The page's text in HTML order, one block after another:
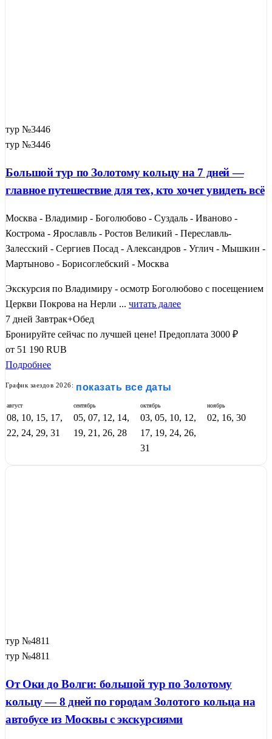
тур №3446
тур №3446
Большой тур по Золотому кольцу на 7 дней —
главное путешествие для тех, кто хочет увидеть всё
Москва - Владимир - Боголюбово - Суздаль - Иваново -
Кострома - Ярославль - Ростов Великий - Переславль-
Залесский - Сергиев Посад - Александров - Углич - Мышкин -
Мартыново - Борисоглебский - Москва
Экскурсия по Владимиру - осмотр Боголюбово с посещением
Церкви Покрова на Нерли ... читать далее
7 дней Завтрак+Обед
Бронируйте сейчас по лучшей цене! Предоплата 3000 ₽
от 51 190 RUB
Подробнее
График заездов 2026: показать все даты
август
08, 10, 15, 17,
22, 24, 29, 31
сентябрь
05, 07, 12, 14,
19, 21, 26, 28
октябрь
03, 05, 10, 12,
17, 19, 24, 26,
31
ноябрь
02, 16, 30
тур №4811
тур №4811
От Оки до Волги: большой тур по Золотому
кольцу — 8 дней по городам Золотого кольца на
автобусе из Москвы с экскурсиями